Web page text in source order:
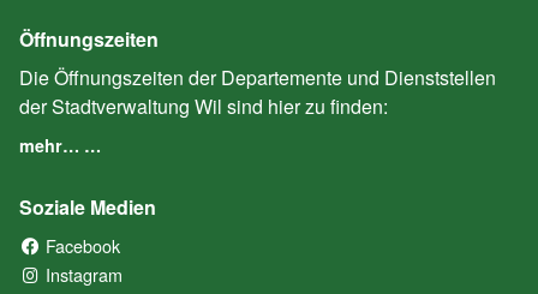
Öffnungszeiten
Die Öffnungszeiten der Departemente und Dienststellen
der Stadtverwaltung Wil sind hier zu finden:
mehr… …
Soziale Medien
Facebook
Instagram